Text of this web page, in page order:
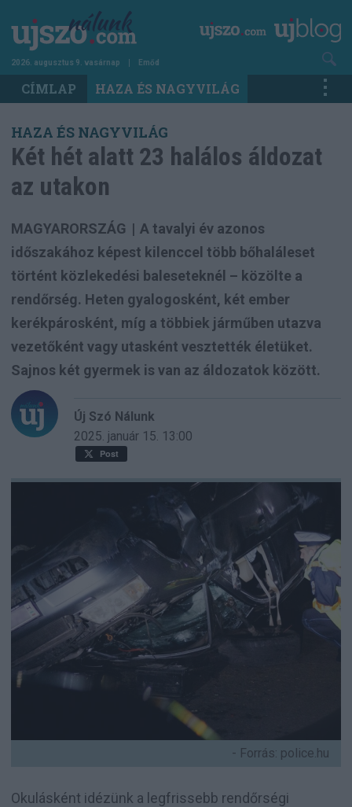
tartalomra
2026. augusztus 9. vasárnap Emőd
Main
navigation
CÍMLAP HAZA ÉS NAGYVILÁG
HAZA ÉS NAGYVILÁG
Két hét alatt 23 halálos áldozat
az utakon
MAGYARORSZÁG | A tavalyi év azonos
időszakához képest kilenccel több bőhaláleset
történt közlekedési baleseteknél – közölte a
rendőrség. Heten gyalogosként, két ember
kerékpárosként, míg a többiek járműben utazva
vezetőként vagy utasként vesztették életüket.
Sajnos két gyermek is van az áldozatok között.
Új Szó Nálunk
2025. január 15. 13:00
Post
- Forrás: police.hu
Okulásként idézünk a legfrissebb rendőrségi